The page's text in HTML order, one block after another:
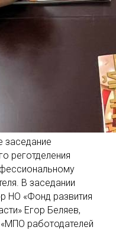
заседание
реготделения
В заседании
НО «Фонд развития
Егор Беляев,
работодателей